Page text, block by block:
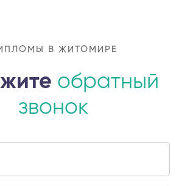
В ЖИТОМИРЕ
обратный
звонок